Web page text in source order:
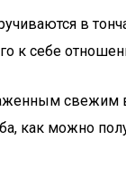
в
к себе
как можно